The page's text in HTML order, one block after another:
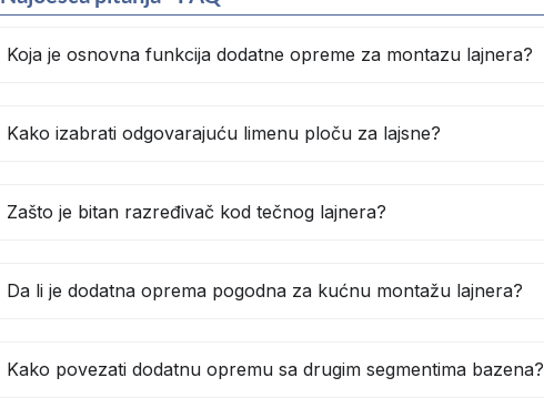
Koja je osnovna funkcija dodatne opreme za montazu lajnera?
Kako izabrati odgovarajuću limenu ploču za lajsne?
Zašto je bitan razređivač kod tečnog lajnera?
Da li je dodatna oprema pogodna za kućnu montažu lajnera?
Kako povezati dodatnu opremu sa drugim segmentima bazena?